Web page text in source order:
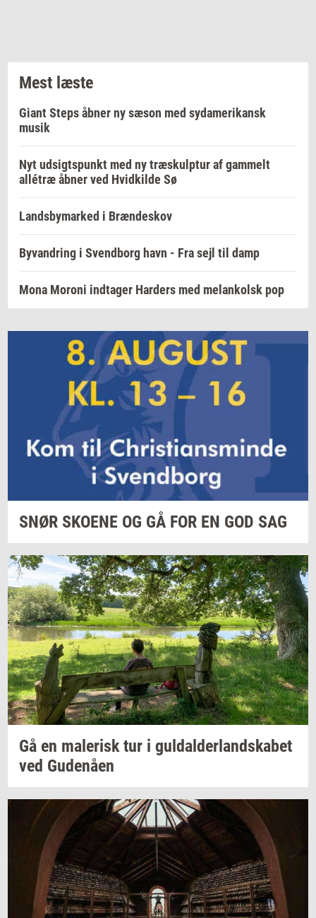
Mest læste
Giant Steps åbner ny sæson med sydamerikansk
musik
Nyt udsigtspunkt med ny træskulptur af gammelt
allétræ åbner ved Hvidkilde Sø
Landsbymarked i Brændeskov
Byvandring i Svendborg havn - Fra sejl til damp
Mona Moroni indtager Harders med melankolsk pop
SNØR SKO­E­NE OG GÅ FOR EN GOD SAG
Gå en ma­le­risktur i gul­dal­der­land­ska­bet
ved Gu­denå­en